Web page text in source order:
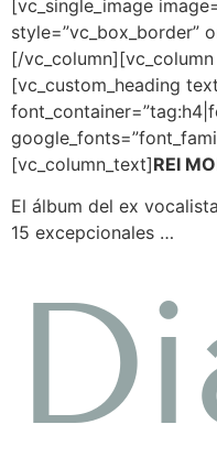
[vc_single_image
style=”vc_box_border”
[/
[vc_custom_heading
[vc_column_text]REI
El álbum del ex
15 excepcionales …